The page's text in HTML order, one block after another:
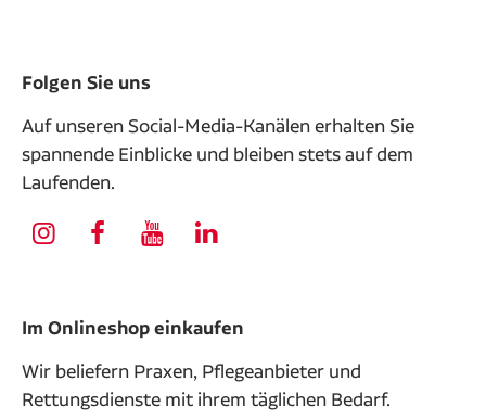
Folgen Sie uns
Auf unseren Social-Media-Kanälen erhalten Sie
spannende Einblicke und bleiben stets auf dem
Laufenden.
Im Onlineshop einkaufen
Wir beliefern Praxen, Pflegeanbieter und
Rettungsdienste mit ihrem täglichen Bedarf.